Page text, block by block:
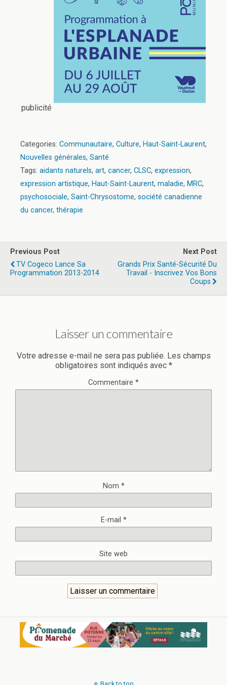
publicité
Categories: Communautaire, Culture, Haut-Saint-Laurent,
Nouvelles générales, Santé
Tags: aidants naturels, art, cancer, CLSC, expression,
expression artistique, Haut-Saint-Laurent, maladie, MRC,
psychosociale, Saint-Chrysostome, société canadienne
du cancer, thérapie
Previous Post
TV Cogeco Lance Sa
Programmation 2013-2014
Next Post
Grands Prix Santé-Sécurité Du
Travail - Inscrivez Vos Bons
Coups
Laisser un commentaire
Votre adresse e-mail ne sera pas publiée. Les champs
obligatoires sont indiqués avec *
Commentaire *
Nom *
E-mail *
Site web